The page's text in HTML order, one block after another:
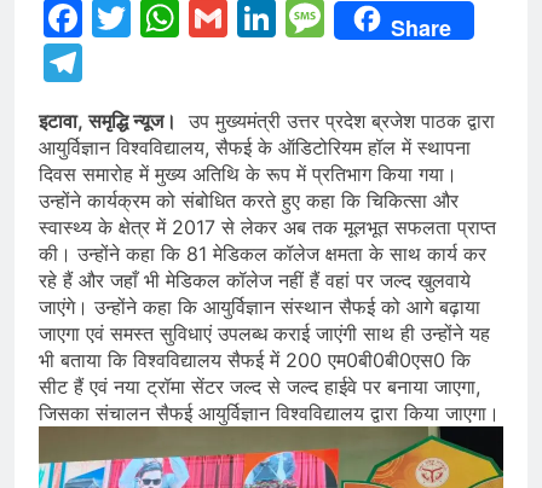
Facebook
Twitter
WhatsApp
GmailLinkedIn
Message
Share
इटावा, समृद्धि न्यूज। उप मुख्यमंत्री उत्तर प्रदेश ब्रजेश पाठक द्वारा
आयुर्विज्ञान विश्वविद्यालय, सैफई के ऑडिटोरियम हॉल में स्थापना
दिवस समारोह में मुख्य अतिथि के रूप में प्रतिभाग किया गया।
उन्होंने कार्यक्रम को संबोधित करते हुए कहा कि चिकित्सा और
स्वास्थ्य के क्षेत्र में 2017 से लेकर अब तक मूलभूत सफलता प्राप्त
की। उन्होंने कहा कि 81 मेडिकल कॉलेज क्षमता के साथ कार्य कर
रहे हैं और जहाँ भी मेडिकल कॉलेज नहीं हैं वहां पर जल्द खुलवाये
जाएंगे। उन्होंने कहा कि आयुर्विज्ञान संस्थान सैफई को आगे बढ़ाया
जाएगा एवं समस्त सुविधाएं उपलब्ध कराई जाएंगी साथ ही उन्होंने यह
भी बताया कि विश्वविद्यालय सैफई में 200 एम0बी0बी0एस0 कि
सीट हैं एवं नया ट्रॉमा सेंटर जल्द से जल्द हाईवे पर बनाया जाएगा,
जिसका संचालन सैफई आयुर्विज्ञान विश्वविद्यालय द्वारा किया जाएगा।